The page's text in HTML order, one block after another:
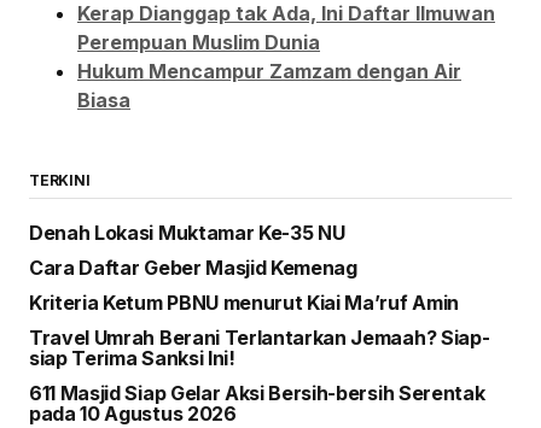
Kerap Dianggap tak Ada, Ini Daftar Ilmuwan
Perempuan Muslim Dunia
Hukum Mencampur Zamzam dengan Air
Biasa
TERKINI
Denah Lokasi Muktamar Ke-35 NU
Cara Daftar Geber Masjid Kemenag
Kriteria Ketum PBNU menurut Kiai Ma’ruf Amin
Travel Umrah Berani Terlantarkan Jemaah? Siap-
siap Terima Sanksi Ini!
611 Masjid Siap Gelar Aksi Bersih-bersih Serentak
pada 10 Agustus 2026